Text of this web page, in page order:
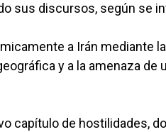
sus discursos, según se
a Irán mediante
y a la amenaza
capítulo de hostilidades,